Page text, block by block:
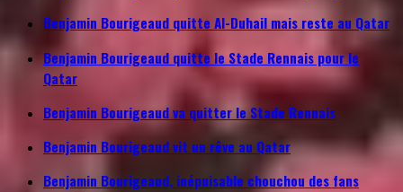
Benjamin Bourigeaud quitte Al-Duhail mais reste au Qatar
Benjamin Bourigeaud quitte le Stade Rennais pour le
Qatar
Benjamin Bourigeaud va quitter le Stade Rennais
Benjamin Bourigeaud vit un rêve au Qatar
Benjamin Bourigeaud, inépuisable chouchou des fans